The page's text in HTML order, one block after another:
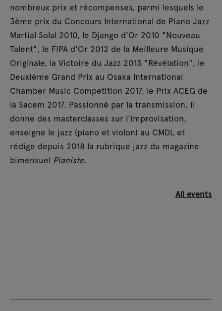
nombreux prix et récompenses, parmi lesquels le
3ème prix du Concours International de Piano Jazz
Martial Solal 2010, le Django d'Or 2010 "Nouveau
Talent", le FIPA d'Or 2012 de la Meilleure Musique
Originale, la Victoire du Jazz 2013 "Révélation", le
Deuxième Grand Prix au Osaka International
Chamber Music Competition 2017, le Prix ACEG de
la Sacem 2017. Passionné par la transmission, il
donne des masterclasses sur l'improvisation,
enseigne le jazz (piano et violon) au CMDL et
rédige depuis 2018 la rubrique jazz du magazine
bimensuel Pianiste.
All events